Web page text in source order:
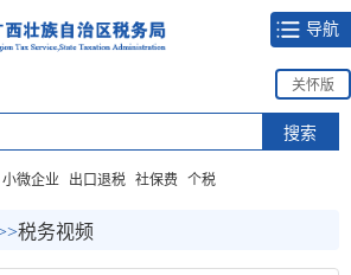
导航
关怀版
小微企业 出口退税 社保费 个税
税务视频